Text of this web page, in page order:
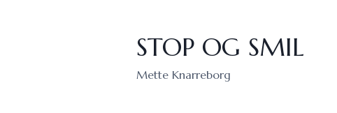
STOP OG SMIL
Mette Knarreborg